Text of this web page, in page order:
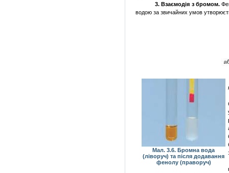
3. Взаємодія з бромом.
водою за звичайних умов
Мал. 3.6. Бромна вода
(ліворуч) та після додавання
фенолу (праворуч)